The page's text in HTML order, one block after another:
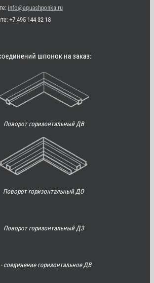
info@aquashponka.ru
+7 495 144 32 18
шпонок на заказ:
Поворот горизонтальный ДВ
Поворот горизонтальный ДО
Поворот горизонтальный ДЗ
- соединение горизонтальное ДВ